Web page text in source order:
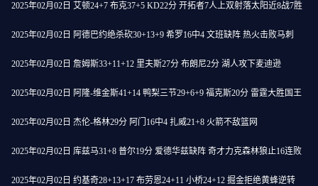
2025年02月02日 艾顿24+7 布克37+5 KD22分 开拓者7人上双射落太阳近8战7胜
2025年02月02日 阿德巴约绝杀砍30+13+9 希罗16中4 文班缺阵 热火击败马刺
2025年02月02日 詹姆斯33+11+12 里夫斯27分 布朗尼2分 湖人攻下麦迪逊
2025年02月02日 阿隆-维金斯41+14 鸭梨三节29+6+9 福克斯20分 雷霆大胜国王
2025年02月02日 杰伦-格林29分 阿门16中4 扎威21+8 火箭不敌篮网
2025年02月02日 库兹马31+8 普尔19分 爱德华兹缺阵 奇才力克森林狼止16连败
2025年02月02日 约基奇28+13+17 布劳恩24+11 小桥24+12 掘金拒绝黄蜂逆转